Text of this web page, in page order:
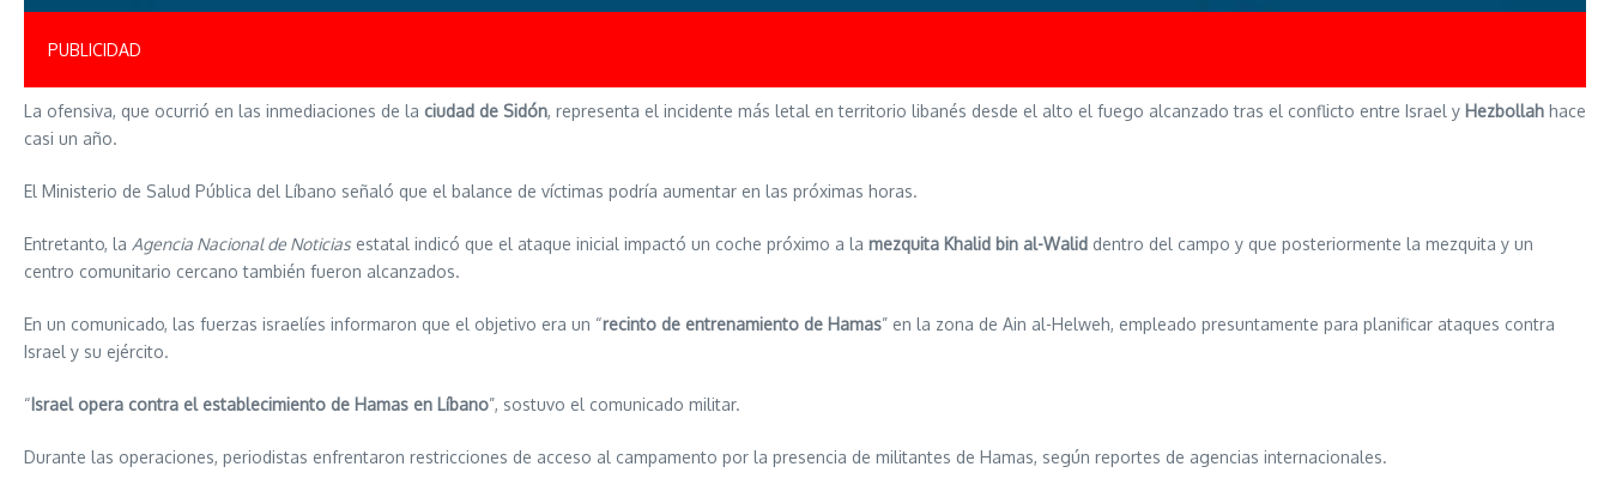
PUBLICIDAD
La ofensiva, que ocurrió en las inmediaciones de la ciudad de Sidón, representa el incidente más letal en territorio libanés desde el alto el fuego alcanzado tras el conflicto entre Israel y Hezbollah hace
casi un año.
El Ministerio de Salud Pública del Líbano señaló que el balance de víctimas podría aumentar en las próximas horas.
Entretanto, la Agencia Nacional de Noticias estatal indicó que el ataque inicial impactó un coche próximo a la mezquita Khalid bin al-Walid dentro del campo y que posteriormente la mezquita y un
centro comunitario cercano también fueron alcanzados.
En un comunicado, las fuerzas israelíes informaron que el objetivo era un “recinto de entrenamiento de Hamas” en la zona de Ain al-Helweh, empleado presuntamente para planificar ataques contra
Israel y su ejército.
“Israel opera contra el establecimiento de Hamas en Líbano”, sostuvo el comunicado militar.
Durante las operaciones, periodistas enfrentaron restricciones de acceso al campamento por la presencia de militantes de Hamas, según reportes de agencias internacionales.